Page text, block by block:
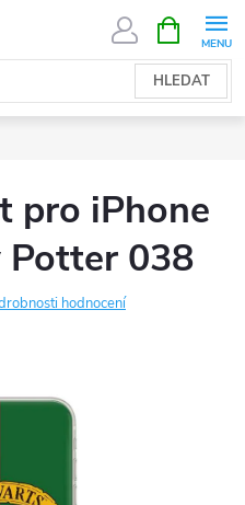
HLEDAT
NÁKUPNÍ
KOŠÍK
pro iPhone
038
hodnocení